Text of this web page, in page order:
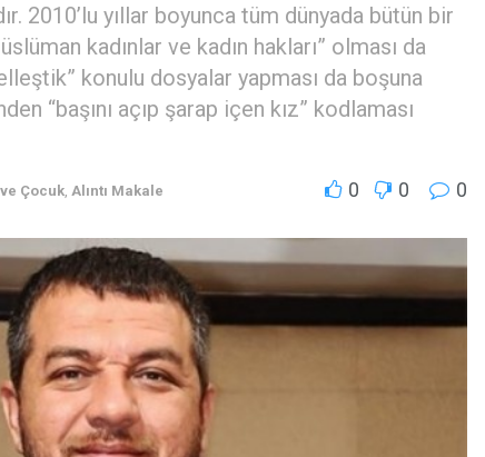
2010’lu yıllar boyunca tüm dünyada bütün bir
kadınlar ve kadın hakları” olması da
konulu dosyalar yapması da boşuna
“başını açıp şarap içen kız” kodlaması
Çocuk Alıntı Makale 0 0 0